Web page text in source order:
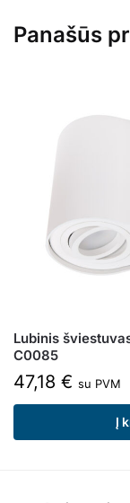
Panašūs
Lubinis
C0085
47,18 € su PVM
Į